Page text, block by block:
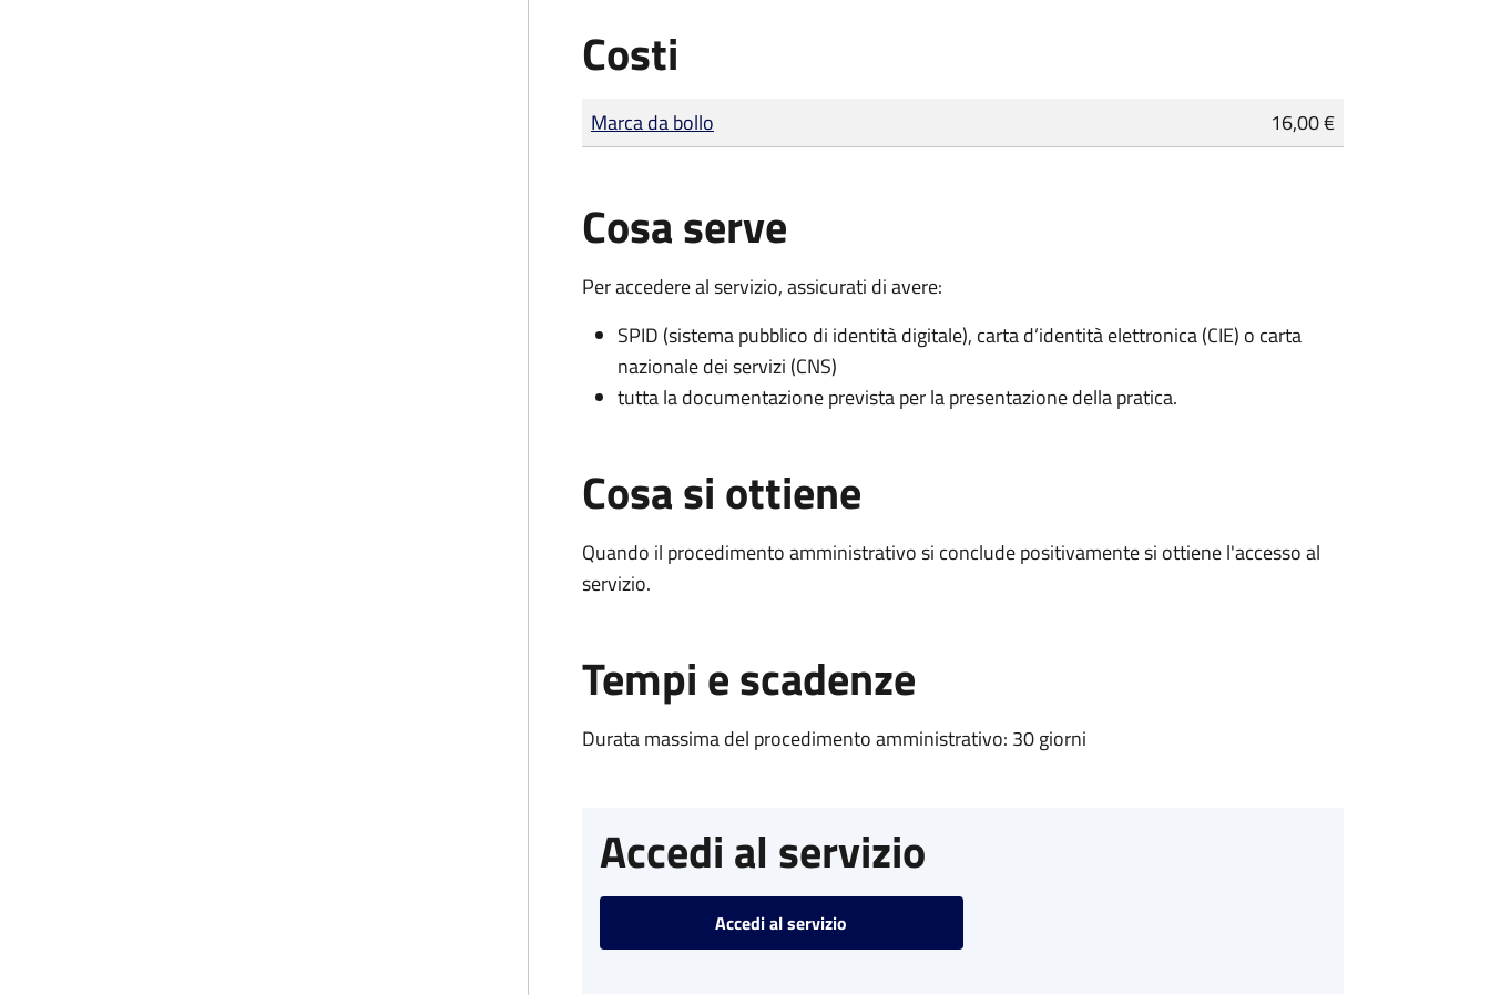
Costi
Tipo di pagamento
Importo
Marca da bollo 16,00 €
Cosa serve
Per accedere al servizio, assicurati di avere:
SPID (sistema pubblico di identità digitale), carta d’identità elettronica (CIE) o carta
nazionale dei servizi (CNS)
tutta la documentazione prevista per la presentazione della pratica.
Cosa si ottiene
Quando il procedimento amministrativo si conclude positivamente si ottiene l'accesso al
servizio.
Tempi e scadenze
Durata massima del procedimento amministrativo: 30 giorni
Accedi al servizio
Accedi al servizio